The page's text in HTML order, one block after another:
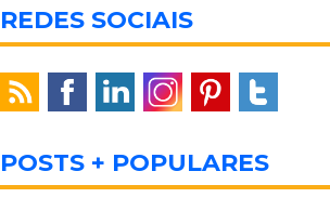
REDES SOCIAIS
POSTS + POPULARES